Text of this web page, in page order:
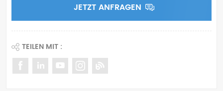
JETZT ANFRAGEN
TEILEN MIT :